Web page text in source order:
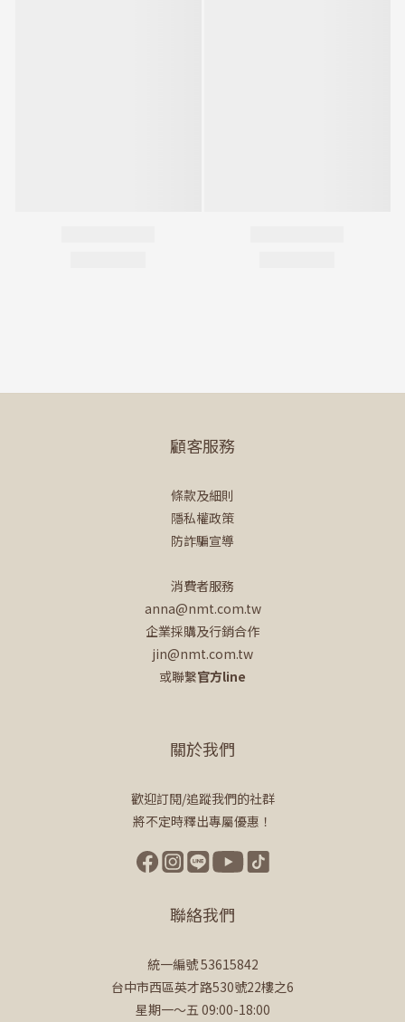
顧客服務
條款及細則
隱私權政策
防詐騙宣導
消費者服務
anna@nmt.com.tw
企業採購及行銷合作
jin@nmt.com.tw
或聯繫官方line
關於我們
歡迎訂閱/追蹤我們的社群
將不定時釋出專屬優惠！
聯絡我們
統一編號 53615842
台中市西區英才路530號22樓之6
星期一～五 09:00-18:00